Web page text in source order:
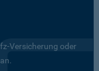
Versicherung oder